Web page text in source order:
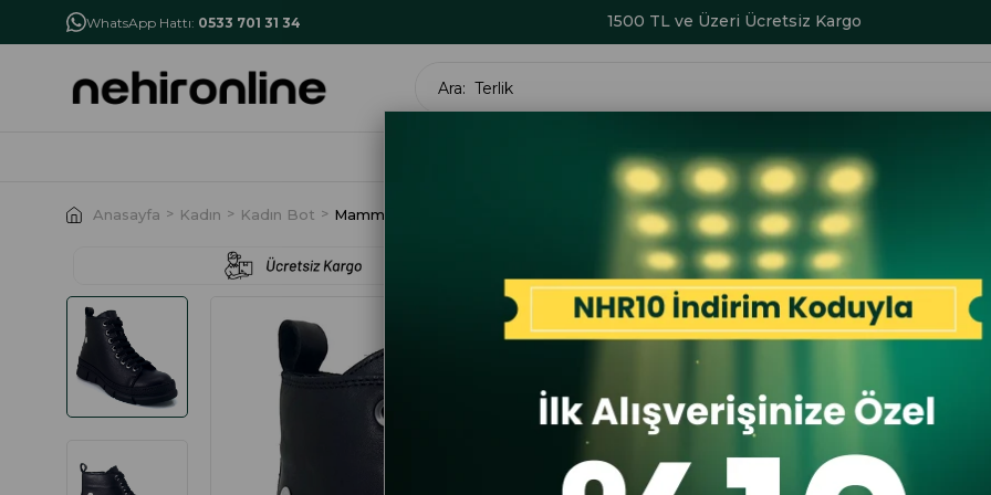
WhatsApp Hattı: 0533 701 31 34
İlk Alışverişe Özel İndirim NHR10 1500 TL ve Üzeri Ücretsiz Kargo
ERKEK ÇOCUK AKSESUAR SERİ SONU
Anasayfa Kadın Kadın Bot Mammamia 1630 24KB Kadın Günlük Bot Siyah
Mammamia
İlk
İlk